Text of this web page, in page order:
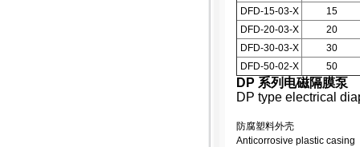
DFD-15-03-X
15
DFD-20-03-X
20
DFD-30-03-X
30
DFD-50-02-X
50
DP 系列电磁隔膜泵
DP type electrical
防腐塑料外壳
Anticorrosive plastic casing